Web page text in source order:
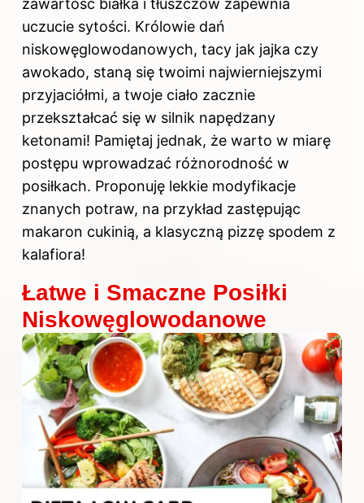
uczucie sytości. Królowie dań
niskowęglowodanowych, tacy jak jajka czy
awokado, staną się twoimi najwierniejszymi
przyjaciółmi, a twoje ciało zacznie
przekształcać się w silnik napędzany
ketonami! Pamiętaj jednak, że warto w miarę
postępu wprowadzać różnorodność w
posiłkach. Proponuję lekkie modyfikacje
znanych potraw, na przykład zastępując
makaron cukinią, a klasyczną pizzę spodem z
kalafiora!
Łatwe i Smaczne Posiłki
Niskowęglowodanowe